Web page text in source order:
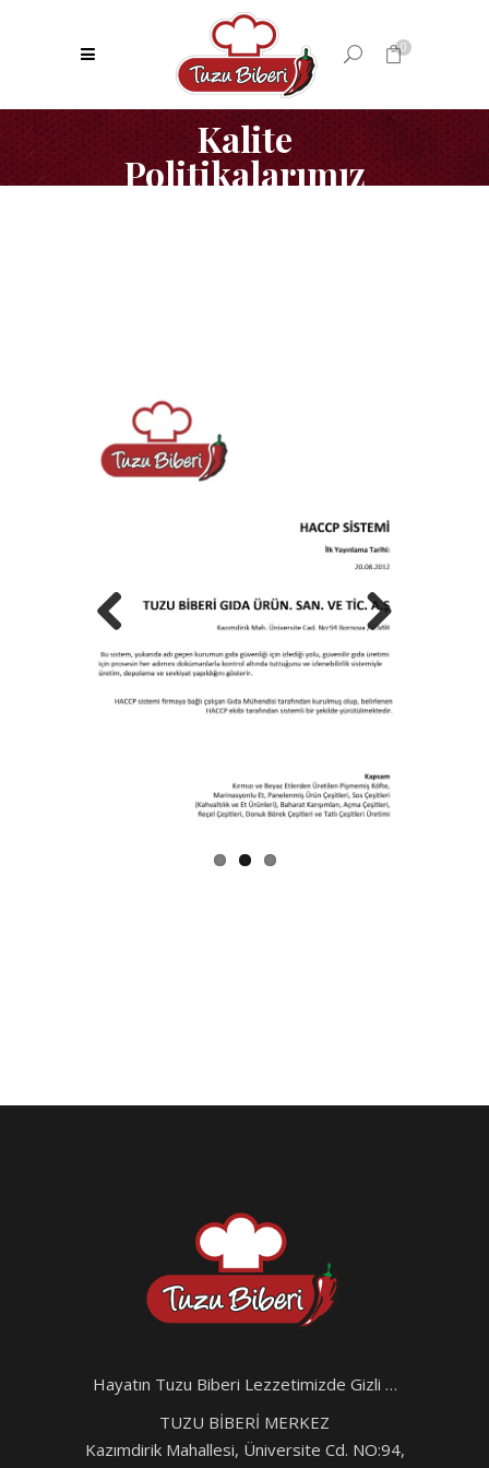
0
No products in the cart.
Kalite
Politikalarımız
Previous Next
Hayatın Tuzu Biberi Lezzetimizde Gizli …
TUZU BİBERİ MERKEZ
Kazımdirik Mahallesi, Üniversite Cd. NO:94,